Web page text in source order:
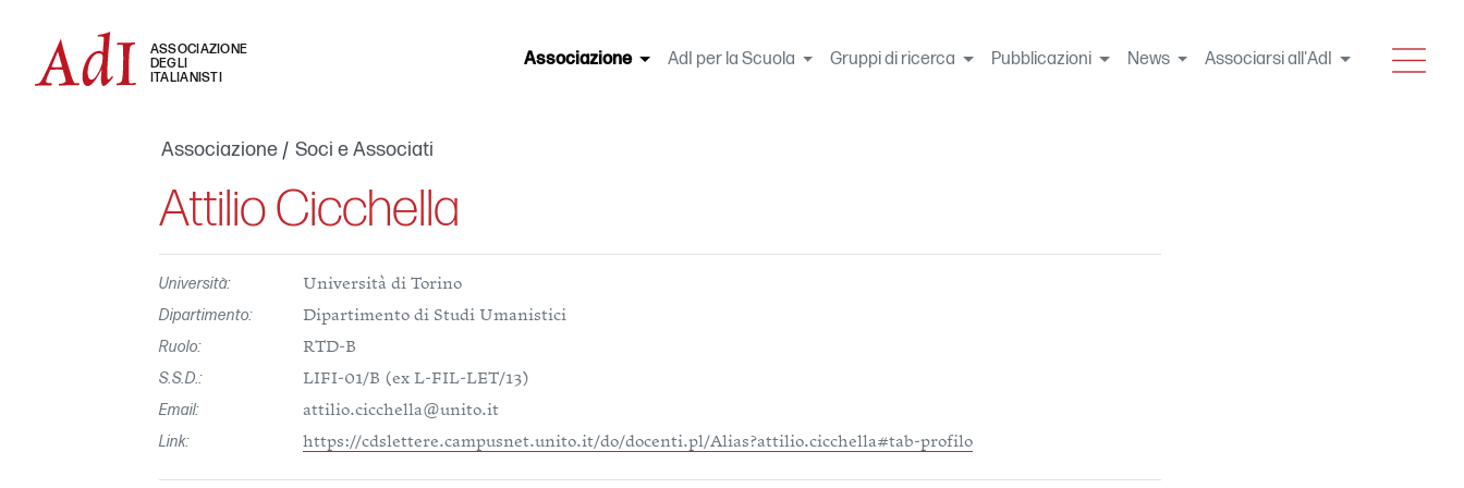
ASSOCIAZIONE
DEGLI
ITALIANISTI
Associazione (current)
AdI per la Scuola Gruppi di ricerca Pubblicazioni News Associarsi all'AdI MENU
Associazione Soci e Associati
Attilio Cicchella
Università:
Università di Torino
Dipartimento:
Dipartimento di Studi Umanistici
Ruolo:
RTD-B
S.S.D.:
LIFI-01/B (ex L-FIL-LET/13)
Email:
attilio.cicchella@unito.it
Link:
https://cdslettere.campusnet.unito.it/do/docenti.pl/Alias?attilio.cicchella#tab-profilo